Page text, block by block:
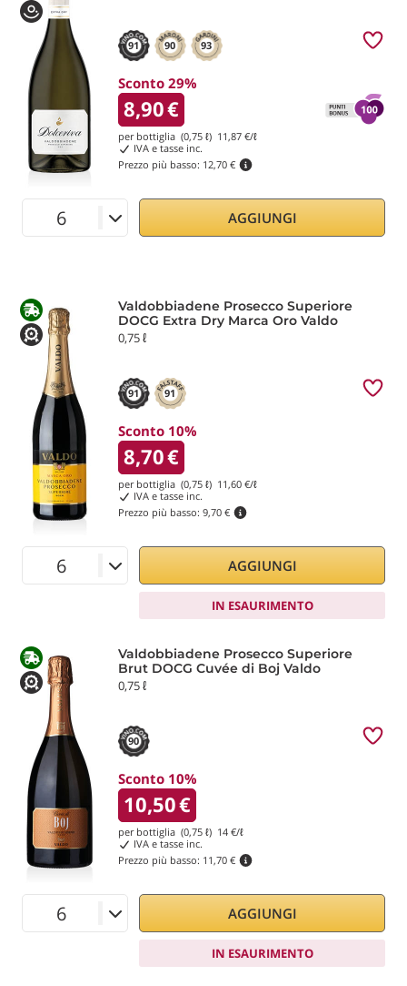
91 90 93
Sconto 29%
8,90€
per bottiglia (0,75 ℓ) 11,87 €/ℓ
IVA e tasse inc.
Prezzo più basso: 12,70 €
AGGIUNGI
Valdobbiadene Prosecco Superiore
DOCG Extra Dry Marca Oro Valdo
0,75 ℓ
91 91
Sconto 10%
8,70€
per bottiglia (0,75 ℓ) 11,60 €/ℓ
IVA e tasse inc.
Prezzo più basso: 9,70 €
AGGIUNGI
IN ESAURIMENTO
Valdobbiadene Prosecco Superiore
Brut DOCG Cuvée di Boj Valdo
0,75 ℓ
90
Sconto 10%
10,50€
per bottiglia (0,75 ℓ) 14 €/ℓ
IVA e tasse inc.
Prezzo più basso: 11,70 €
AGGIUNGI
IN ESAURIMENTO